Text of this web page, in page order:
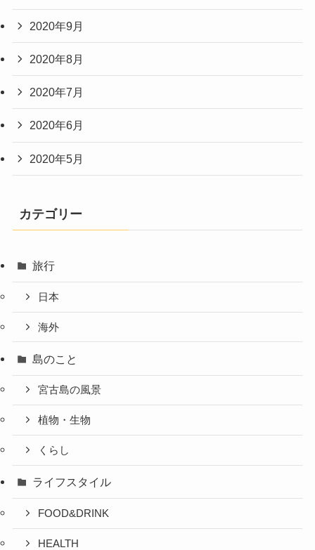
2020年9月
2020年8月
2020年7月
2020年6月
2020年5月
カテゴリー
旅行
日本
海外
島のこと
宮古島の風景
植物・生物
くらし
ライフスタイル
FOOD&DRINK
HEALTH